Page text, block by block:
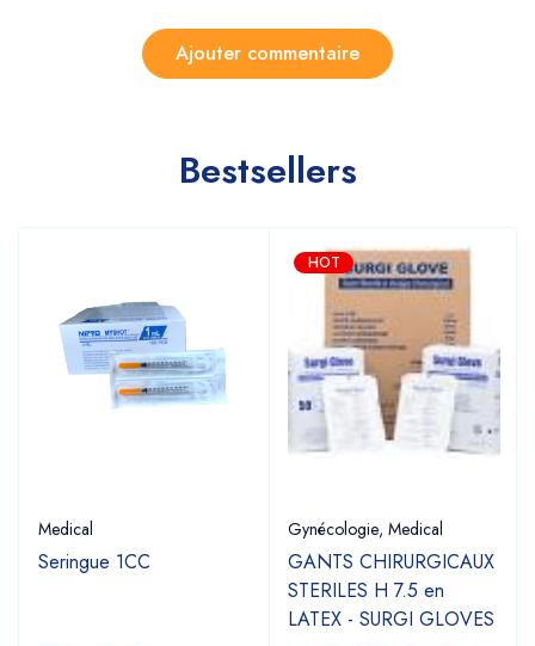
Bestsellers
Medical
Seringue 1CC
HOT
Gynécologie, Medical
GANTS CHIRURGICAUX
STERILES H 7.5 en
LATEX - SURGI GLOVES